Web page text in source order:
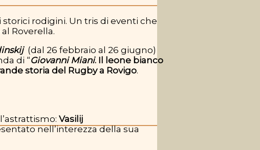
rodigini. Un tris di eventi che
Roverella.
(dal 26 febbraio al 26 giugno)
di “Giovanni Miani. Il leone bianco
storia del Rugby a Rovigo.
Vasilij
nell’interezza della sua